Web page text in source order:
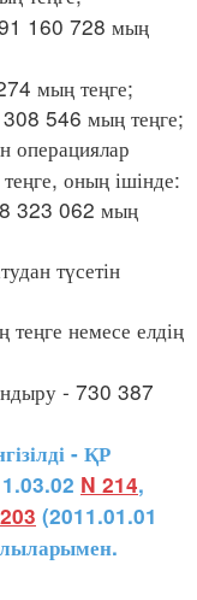
160 728 мың
мың теңге;
546 мың теңге;
операциялар
оның ішінде:
323 062 мың
түсетін
немесе елдің
- 730 387
- ҚР
N 214,
(2011.01.01